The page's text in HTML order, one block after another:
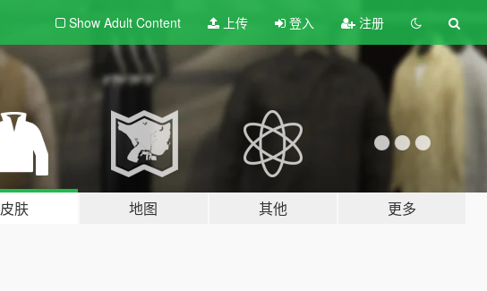
Show Adult Content 上传 登入 注册
皮肤 地图 其他 更多